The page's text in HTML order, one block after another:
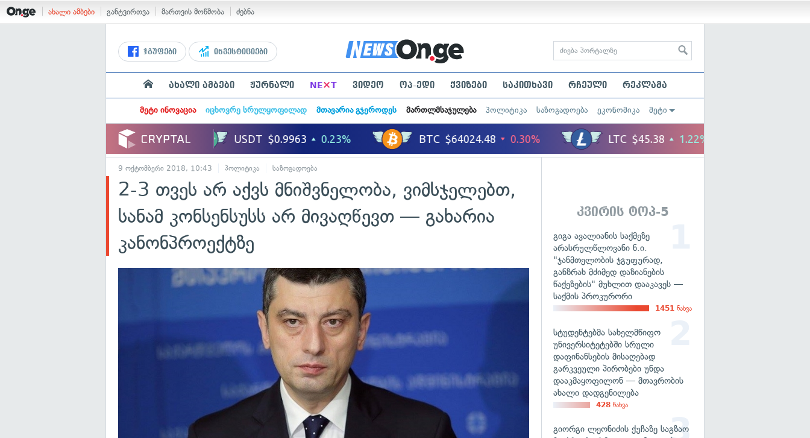
ახალი ამბები განტვირთვა მართვის მოწმობა ძებნა
ჯგუფები ინვესტიციები
ახალი ამბები ჟურნალი NE×T ვიდეო ოპ-ედი ქვიზები საკითხავი რჩეული რეკლამა
მეტი ინოვაცია იცხოვრე სრულყოფილად მთავარია გჯეროდეს მართლმსაჯულება პოლიტიკა საზოგადოება ეკონომიკა მეტი
9 ოქტომბერი 2018, 10:43 პოლიტიკა საზოგადოება
2-3 თვეს არ აქვს მნიშვნელობა, ვიმსჯელებთ,
სანამ კონსენსუსს არ მივაღწევთ — გახარია
კანონპროექტზე
კვირის ტოპ-5
გიგა ავალიანის საქმეზე
არასრულწლოვანი ნ.ი.
"ჯანმთელობის ჯგუფურად,
განზრახ მძიმედ დაზიანების
წაქეზების" მუხლით დააკავეს —
საქმის პროკურორი
1451 ნახვა
სტუდენტებმა სახელმწიფო
უნივერსიტეტებში სრული
დაფინანსების მისაღებად
გარკვეული პირობები უნდა
დააკმაყოფილონ — მთავრობის
ახალი დადგენილება
428 ნახვა
გიორგი ლეონიძის ქუჩაზე საგზაო